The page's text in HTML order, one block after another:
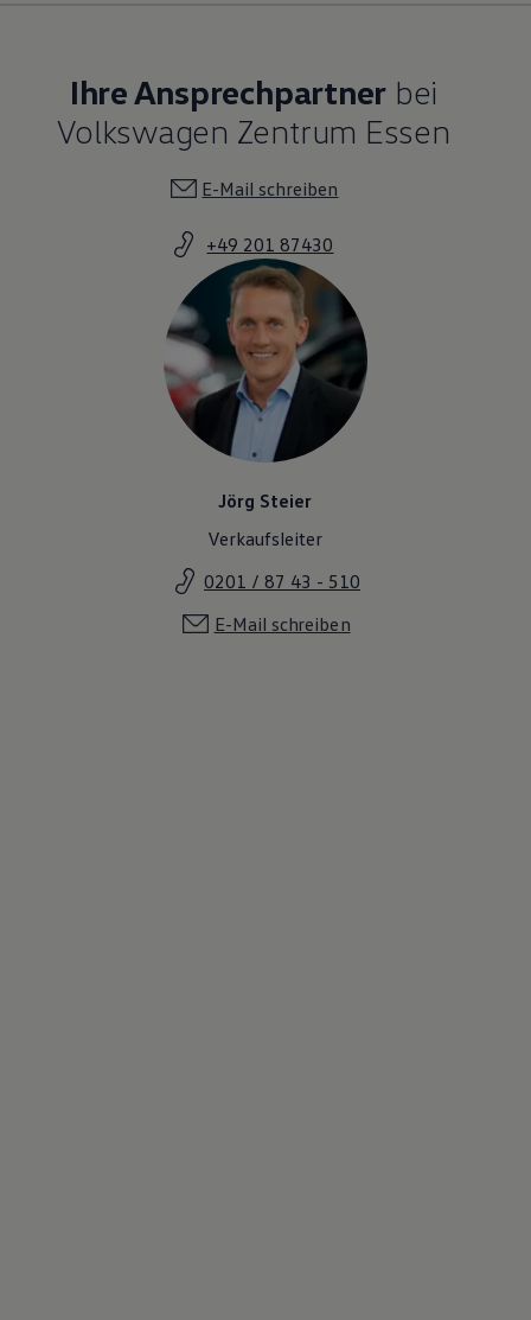
Ihre Ansprechpartner bei
Volkswagen Zentrum Essen
E-Mail schreiben
+49 201 87430
Jörg Steier
Verkaufsleiter
0201 / 87 43 - 510
E-Mail schreiben